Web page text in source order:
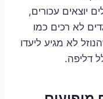
יוצאים עכורים,
לא רכים כמו
לא מגיע ליעדו
דליפה.